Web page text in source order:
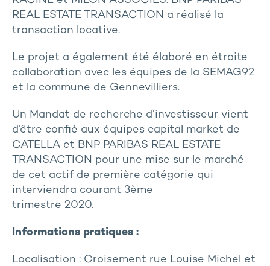
REAL ESTATE TRANSACTION a réalisé la
transaction locative.
Le projet a également été élaboré en étroite
collaboration avec les équipes de la SEMAG92
et la commune de Gennevilliers.
Un Mandat de recherche d’investisseur vient
d’être confié aux équipes capital market de
CATELLA et BNP PARIBAS REAL ESTATE
TRANSACTION pour une mise sur le marché
de cet actif de première catégorie qui
interviendra courant 3ème
trimestre 2020.
Informations pratiques :
Localisation : Croisement rue Louise Michel et